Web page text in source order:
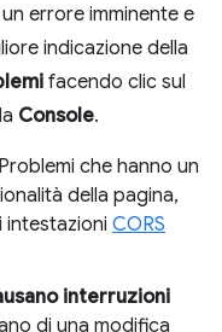
errore imminente e
indicazione della
facendo clic sul
Console.
che hanno un
della pagina,
intestazioni CORS
interruzioni
di una modifica